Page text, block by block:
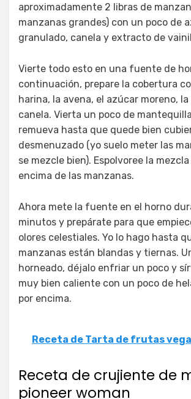
aproximadamente 2 libras de
manzanas grandes) con un poco de
granulado, canela y extracto de
Vierte todo esto en una fuente de
continuación, prepare la cobertura
harina, la avena, el azúcar moreno, la
canela. Vierta un poco de
remueva hasta que quede bien
desmenuzado (yo suelo meter las
se mezcle bien). Espolvoree la
encima de las manzanas.
Ahora mete la fuente en el horno
minutos y prepárate para que
olores celestiales. Yo lo hago hasta
manzanas están blandas y tiernas.
horneado, déjalo enfriar un poco y
muy bien caliente con un poco de
por encima.
Receta de Tarta de frutas
Receta de crujiente de
pioneer woman